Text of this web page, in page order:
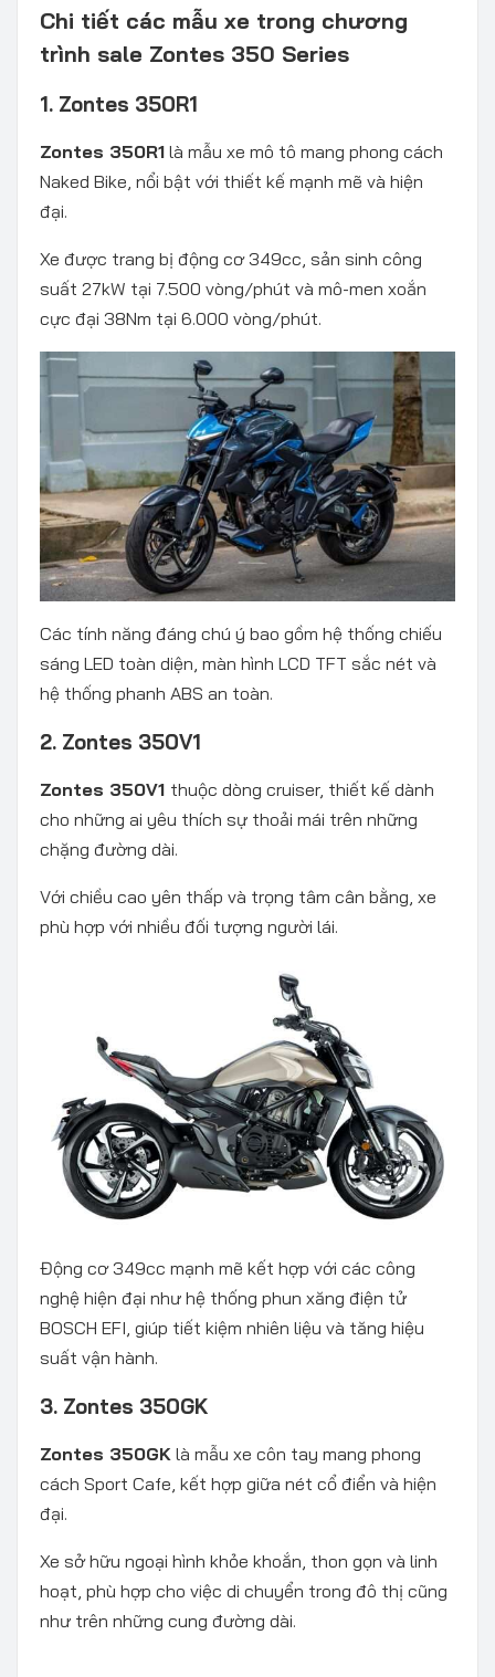
Chi tiết các mẫu xe trong chương
trình sale Zontes 350 Series
1. Zontes 350R1
Zontes 350R1 là mẫu xe mô tô mang phong cách
Naked Bike, nổi bật với thiết kế mạnh mẽ và hiện
đại.
Xe được trang bị động cơ 349cc, sản sinh công
suất 27kW tại 7.500 vòng/phút và mô-men xoắn
cực đại 38Nm tại 6.000 vòng/phút.
Các tính năng đáng chú ý bao gồm hệ thống chiếu
sáng LED toàn diện, màn hình LCD TFT sắc nét và
hệ thống phanh ABS an toàn.
2. Zontes 350V1
Zontes 350V1 thuộc dòng cruiser, thiết kế dành
cho những ai yêu thích sự thoải mái trên những
chặng đường dài.
Với chiều cao yên thấp và trọng tâm cân bằng, xe
phù hợp với nhiều đối tượng người lái.
Động cơ 349cc mạnh mẽ kết hợp với các công
nghệ hiện đại như hệ thống phun xăng điện tử
BOSCH EFI, giúp tiết kiệm nhiên liệu và tăng hiệu
suất vận hành.
3. Zontes 350GK
Zontes 350GK là mẫu xe côn tay mang phong
cách Sport Cafe, kết hợp giữa nét cổ điển và hiện
đại.
Xe sở hữu ngoại hình khỏe khoắn, thon gọn và linh
hoạt, phù hợp cho việc di chuyển trong đô thị cũng
như trên những cung đường dài.